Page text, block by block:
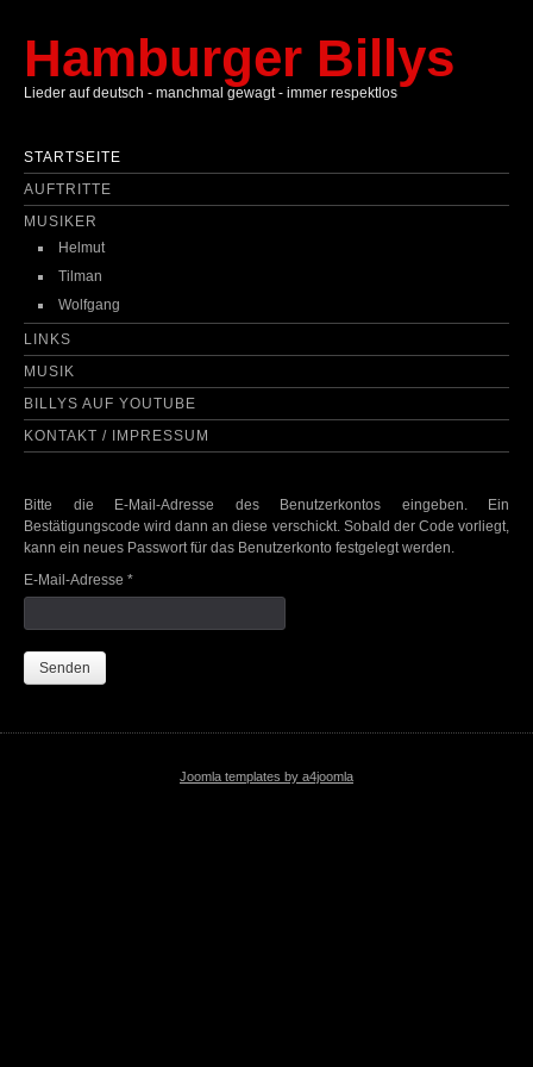
Hamburger Billys
Lieder auf deutsch - manchmal gewagt - immer respektlos
STARTSEITE
AUFTRITTE
MUSIKER
Helmut
Tilman
Wolfgang
LINKS
MUSIK
BILLYS AUF YOUTUBE
KONTAKT / IMPRESSUM
Bitte die E-Mail-Adresse des Benutzerkontos eingeben. Ein
Bestätigungscode wird dann an diese verschickt. Sobald der Code vorliegt,
kann ein neues Passwort für das Benutzerkonto festgelegt werden.
E-Mail-Adresse *
Senden
Joomla templates by a4joomla